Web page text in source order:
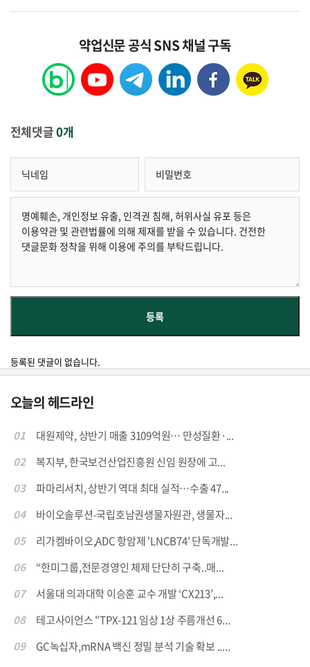
약업신문 공식 SNS 채널 구독
전체댓글0개
등록된 댓글이 없습니다.
오늘의 헤드라인
01
대원제약, 상반기 매출 3109억원… 만성질환·...
02
복지부, 한국보건산업진흥원 신임 원장에 고...
03
파마리서치, 상반기 역대 최대 실적…수출 47...
04
바이오솔루션-국립호남권생물자원관, 생물자...
05
리가켐바이오,ADC 항암제 'LNCB74' 단독개발...
06
“한미그룹,전문경영인 체제 단단히 구축..매...
07
서울대 의과대학 이승훈 교수 개발 ‘CX213’,...
08
테고사이언스 "TPX-121 임상 1상 주름개선 6...
09
GC녹십자,mRNA 백신 정밀 분석 기술 확보 .....